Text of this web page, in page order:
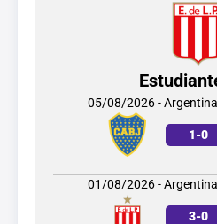
05/08/2026 -
1-0
01/08/2026 -
3-0